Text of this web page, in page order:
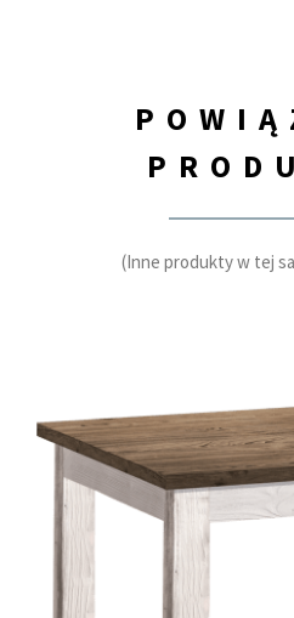
(Inne produkty w tej